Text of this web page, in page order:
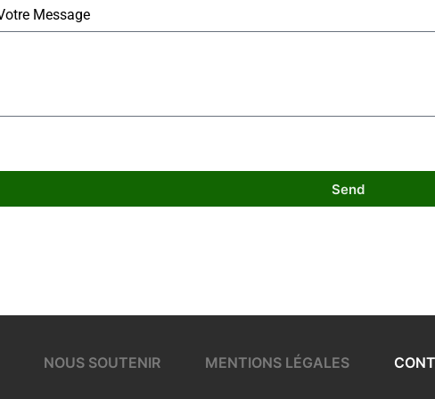
Message
Send
NOUS SOUTENIR MENTIONS LÉGALES